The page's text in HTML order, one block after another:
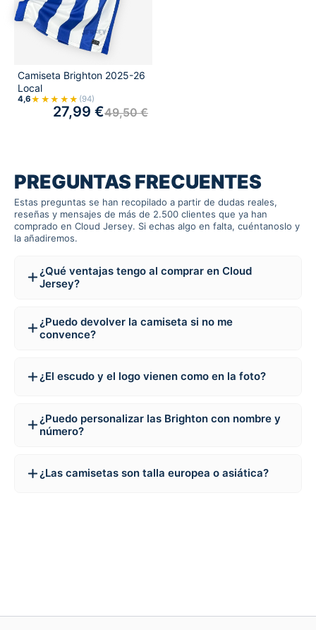
Camiseta Brighton 2025-26
Local
4,6★★★★★ (94)
49,50€
27,99 €
PREGUNTAS FRECUENTES
Estas preguntas se han recopilado a partir de dudas reales,
reseñas y mensajes de más de 2.500 clientes que ya han
comprado en Cloud Jersey. Si echas algo en falta, cuéntanoslo y
la añadiremos.
¿Qué ventajas tengo al comprar en Cloud
Jersey?
¿Puedo devolver la camiseta si no me
convence?
¿El escudo y el logo vienen como en la foto?
¿Puedo personalizar las Brighton con nombre y
número?
¿Las camisetas son talla europea o asiática?